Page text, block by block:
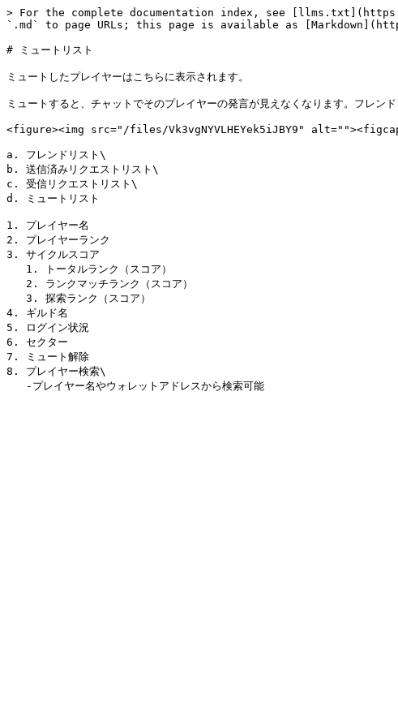
> For the complete documentation index, see
`.md` to page URLs; this page is available as
# ミュートリスト
ミュートしたプレイヤーはこちらに表示されます。
ミュートすると、チャットでそのプレイヤーの発言が見えなくなります。フレン
<figure><img src="/files/Vk3vgNYVLHEYek5iJBY9"
a. フレンドリスト\
b. 送信済みリクエストリスト\
c. 受信リクエストリスト\
d. ミュートリスト
1. プレイヤー名
2. プレイヤーランク
3. サイクルスコア
4. ギルド名
5. ログイン状況
6. セクター
7. ミュート解除
8. プレイヤー検索\